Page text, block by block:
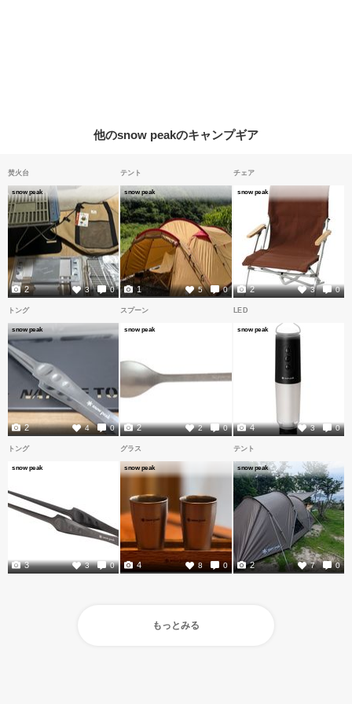
他のsnow peakのキャンプギア
焚火台
snow peak
3 0
2
テント
snow peak
5 0
1
チェア
snow peak
3 0
2
トング
snow peak
4 0
2
スプーン
snow peak
2 0
2
LED
snow peak
3 0
4
トング
snow peak
3 0
3
グラス
snow peak
8 0
4
テント
snow peak
7 0
2
もっとみる